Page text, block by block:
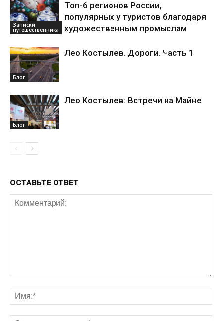
Записки
путешественника
Топ-6 регионов России,
популярных у туристов благодаря
художественным промыслам
Блог
Лео Костылев. Дороги. Часть 1
Блог
Лео Костылев: Встречи на Майне
ОСТАВЬТЕ ОТВЕТ